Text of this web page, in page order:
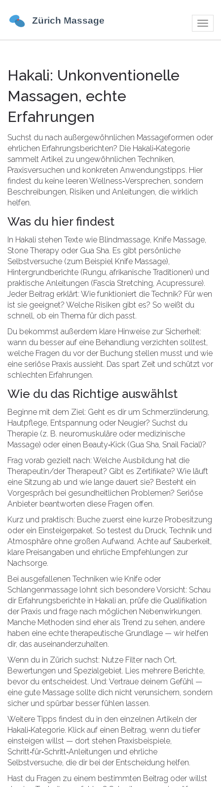
Hakali: Unkonventionelle
Massagen, echte
Erfahrungen
Suchst du nach außergewöhnlichen Massageformen oder
ehrlichen Erfahrungsberichten? Die Hakali‑Kategorie
sammelt Artikel zu ungewöhnlichen Techniken,
Praxisversuchen und konkreten Anwendungstipps. Hier
findest du keine leeren Wellness‑Versprechen, sondern
Beschreibungen, Risiken und Anleitungen, die wirklich
helfen.
Was du hier findest
In Hakali stehen Texte wie Blindmassage, Knife Massage,
Stone Therapy oder Gua Sha. Es gibt persönliche
Selbstversuche (zum Beispiel Knife Massage),
Hintergrundberichte (Rungu, afrikanische Traditionen) und
praktische Anleitungen (Fascia Stretching, Acupressure).
Jeder Beitrag erklärt: Wie funktioniert die Technik? Für wen
ist sie geeignet? Welche Risiken gibt es? So weißt du
schnell, ob ein Thema für dich passt.
Du bekommst außerdem klare Hinweise zur Sicherheit:
wann du besser auf eine Behandlung verzichten solltest,
welche Fragen du vor der Buchung stellen musst und wie
eine seriöse Praxis aussieht. Das spart Zeit und schützt vor
schlechten Erfahrungen.
Wie du das Richtige auswählst
Beginne mit dem Ziel: Geht es dir um Schmerzlinderung,
Hautpflege, Entspannung oder Neugier? Suchst du
Therapie (z. B. neuromuskuläre oder medizinische
Massage) oder einen Beauty‑Kick (Gua Sha, Snail Facial)?
Frag vorab gezielt nach: Welche Ausbildung hat die
Therapeutin/der Therapeut? Gibt es Zertifikate? Wie läuft
eine Sitzung ab und wie lange dauert sie? Besteht ein
Vorgespräch bei gesundheitlichen Problemen? Seriöse
Anbieter beantworten diese Fragen offen.
Kurz und praktisch: Buche zuerst eine kurze Probesitzung
oder ein Einsteigerpaket. So testest du Druck, Technik und
Atmosphäre ohne großen Aufwand. Achte auf Sauberkeit,
klare Preisangaben und ehrliche Empfehlungen zur
Nachsorge.
Bei ausgefallenen Techniken wie Knife oder
Schlangenmassage lohnt sich besondere Vorsicht: Schau
dir Erfahrungsberichte in Hakali an, prüfe die Qualifikation
der Praxis und frage nach möglichen Nebenwirkungen.
Manche Methoden sind eher als Trend zu sehen, andere
haben eine echte therapeutische Grundlage — wir helfen
dir, das auseinanderzuhalten.
Wenn du in Zürich suchst: Nutze Filter nach Ort,
Bewertungen und Spezialgebiet. Lies mehrere Berichte,
bevor du entscheidest. Und: Vertraue deinem Gefühl —
eine gute Massage sollte dich nicht verunsichern, sondern
sicher und spürbar besser fühlen lassen.
Weitere Tipps findest du in den einzelnen Artikeln der
Hakali‑Kategorie. Klick auf einen Beitrag, wenn du tiefer
einsteigen willst — dort stehen Praxisbeispiele,
Schritt‑für‑Schritt‑Anleitungen und ehrliche
Selbstversuche, die dir bei der Entscheidung helfen.
Hast du Fragen zu einem bestimmten Beitrag oder willst